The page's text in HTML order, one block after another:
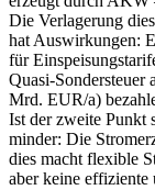
Die Verlagerung
hat Auswirkungen:
für
Quasi-
Mrd. EUR/a)
Ist der zweite Punkt
minder: Die
dies macht flexible
aber keine